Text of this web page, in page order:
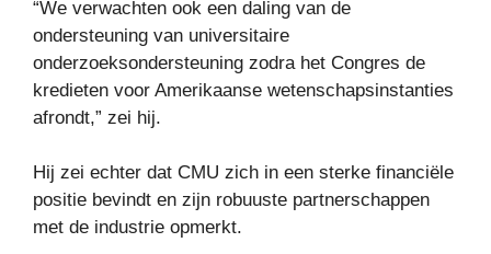
“We verwachten ook een daling van de
ondersteuning van universitaire
onderzoeksondersteuning zodra het Congres de
kredieten voor Amerikaanse wetenschapsinstanties
afrondt,” zei hij.
Hij zei echter dat CMU zich in een sterke financiële
positie bevindt en zijn robuuste partnerschappen
met de industrie opmerkt.